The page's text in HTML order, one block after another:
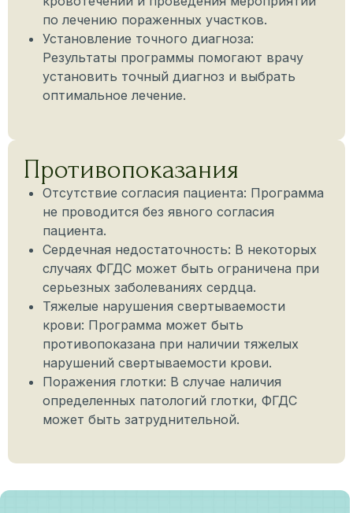
по лечению пораженных участков.
Установление точного диагноза:
Результаты программы помогают врачу
установить точный диагноз и выбрать
оптимальное лечение.
Противопоказания
Отсутствие согласия пациента: Программа
не проводится без явного согласия
пациента.
Сердечная недостаточность: В некоторых
случаях ФГДС может быть ограничена при
серьезных заболеваниях сердца.
Тяжелые нарушения свертываемости
крови: Программа может быть
противопоказана при наличии тяжелых
нарушений свертываемости крови.
Поражения глотки: В случае наличия
определенных патологий глотки, ФГДС
может быть затруднительной.